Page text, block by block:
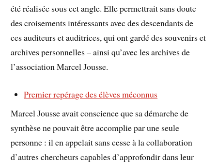
été réalisée sous cet angle. Elle permettrait sans doute
des croisements intéressants avec des descendants de
ces auditeurs et auditrices, qui ont gardé des souvenirs et
archives personnelles – ainsi qu’avec les archives de
l’association Marcel Jousse.
Premier repérage des élèves méconnus
Marcel Jousse avait conscience que sa démarche de
synthèse ne pouvait être accomplie par une seule
personne : il en appelait sans cesse à la collaboration
d’autres chercheurs capables d’approfondir dans leur